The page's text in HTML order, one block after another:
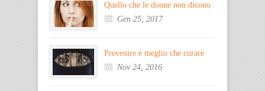
Quello che le donne non dicono
Gen 25, 2017
Prevenire è meglio che curare
Nov 24, 2016